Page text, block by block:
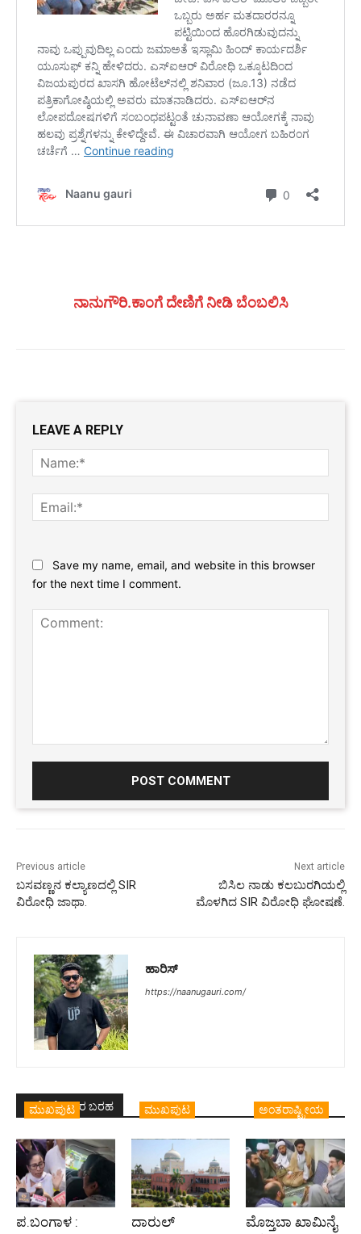
ನಾನುಗೌರಿ.ಕಾಂಗೆ ದೇಣಿಗೆ ನೀಡಿ ಬೆಂಬಲಿಸಿ
LEAVE A REPLY
Save my name, email, and website in this browser
for the next time I comment.
Previous article
ಬಸವಣ್ಣನ ಕಲ್ಯಾಣದಲ್ಲಿ SIR
ವಿರೋಧಿ ಜಾಥಾ.
Next article
ಬಿಸಿಲ ನಾಡು ಕಲಬುರಗಿಯಲ್ಲಿ
ಮೊಳಗಿದ SIR ವಿರೋಧಿ ಘೋಷಣೆ.
ಹಾರಿಸ್
https://naanugauri.com/
ಇದೇ ಲೇಖಕರ ಬರಹ
ಮುಖಪುಟ
ಪ.ಬಂಗಾಳ :
ಮುಖಪುಟ
ದಾರುಲ್
ಅಂತರಾಷ್ಟ್ರೀಯ
ಮೊಜ್ತಬಾ ಖಾಮಿನೈ